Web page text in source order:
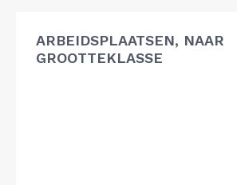
ARBEIDSPLAATSEN, NAAR
GROOTTEKLASSE